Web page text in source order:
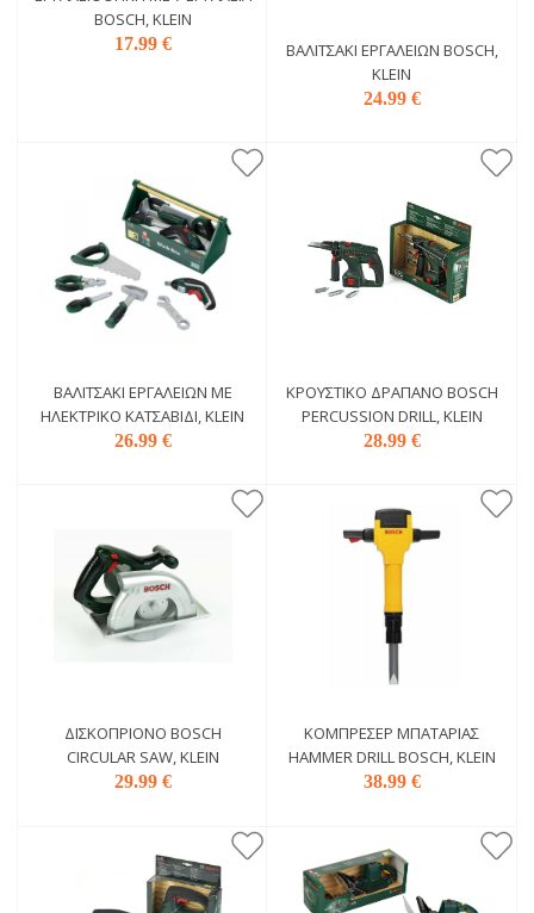
BOSCH, KLEIN
17.99 €
ΒΑΛΙΤΣΆΚΙ ΕΡΓΑΛΕΊΩΝ BOSCH,
KLEIN
24.99 €
ΒΑΛΙΤΣΆΚΙ ΕΡΓΑΛΕΊΩΝ ΜΕ
ΗΛΕΚΤΡΙΚΌ ΚΑΤΣΑΒΊΔΙ, KLEIN
26.99 €
ΚΡΟΥΣΤΙΚΌ ΔΡΆΠΑΝΟ BOSCH
PERCUSSION DRILL, KLEIN
28.99 €
ΔΙΣΚΟΠΡΊΟΝΟ BOSCH
CIRCULAR SAW, KLEIN
29.99 €
ΚΟΜΠΡΕΣΈΡ ΜΠΑΤΑΡΊΑΣ
HAMMER DRILL BOSCH, KLEIN
38.99 €